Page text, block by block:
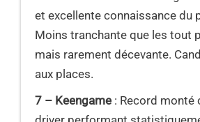
et excellente connaissance du
Moins tranchante que les tout
mais rarement décevante.
aux places.
7 – Keengame : Record